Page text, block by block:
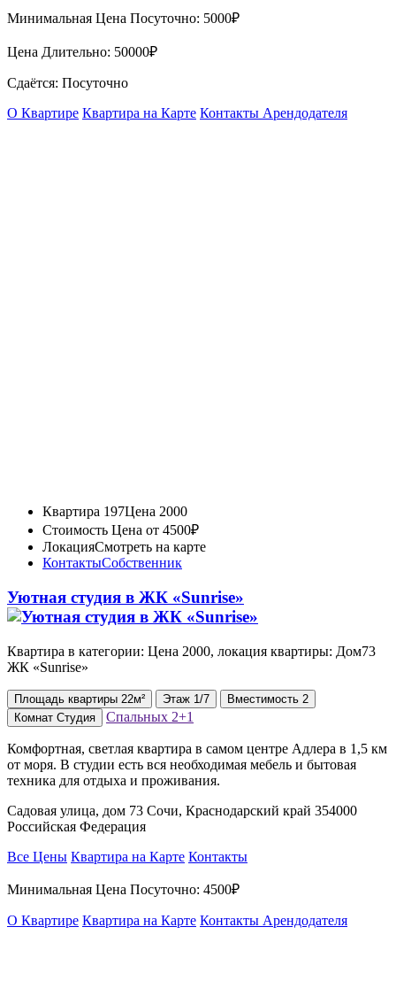
Минимальная Цена Посуточно: 5000₽
Цена Длительно: 50000₽
Сдаётся: Посуточно
О Квартире Квартира на Карте Контакты Арендодателя
Квартира 197Цена 2000
Стоимость Цена от 4500₽
ЛокацияСмотреть на карте
КонтактыСобственник
Уютная студия в ЖК «Sunrise»
Квартира в категории: Цена 2000, локация квартиры: Дом73
ЖК «Sunrise»
Площадь квартиры 22м² Этаж 1/7 Вместимость 2
Комнат Студия Спальных 2+1
Комфортная, светлая квартира в самом центре Адлера в 1,5 км
от моря. В студии есть вся необходимая мебель и бытовая
техника для отдыха и проживания.
Садовая улица, дом 73 Сочи, Краснодарский край 354000
Российская Федерация
Все Цены Квартира на Карте Контакты
Минимальная Цена Посуточно: 4500₽
О Квартире Квартира на Карте Контакты Арендодателя